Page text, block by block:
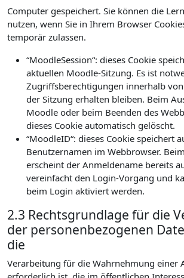
Computer gespeichert. Sie können die
nutzen, wenn Sie in Ihrem Browser
temporär zulassen.
“MoodleSession“: dieses Cookie
aktuellen Moodle-Sitzung. Es ist
Zugriffsberechtigungen innerhalb
der Sitzung erhalten bleiben. Beim
Moodle oder beim Beenden des
dieses Cookie automatisch gelöscht.
“MoodleID“: dieses Cookie speichert
Benutzernamen im Webbrowser.
erscheint der Anmeldename bereits
vereinfacht den Login-Vorgang und
beim Login aktiviert werden.
2.3 Rechtsgrundlage für die
der personenbezogenen
die
Verarbeitung für die Wahrnehmung einer